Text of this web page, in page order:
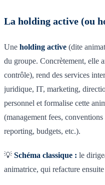
La holding active (ou
Une holding active (dite
du groupe. Concrètement, elle
contrôle), rend des services
juridique, IT, marketing,
personnel et formalise cette
(management fees,
reporting, budgets, etc.).
💡 Schéma classique : le
animatrice, qui refacture ensuite